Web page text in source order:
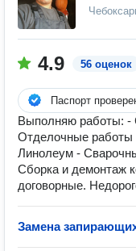
4.9 56 оценок
Паспорт
Выполняю работы: -
Отделочные работы
Линолеум -
Сборка и демонтаж
договорные.
Замена